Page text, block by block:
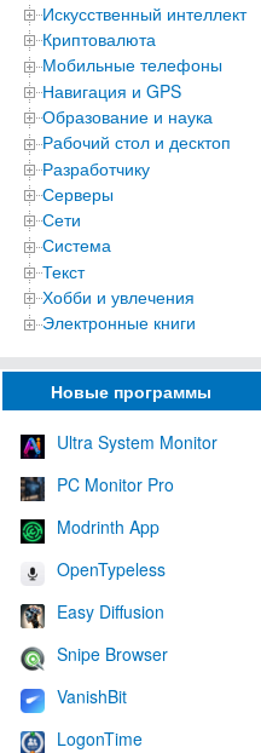
Искусственный интеллект
Криптовалюта
Мобильные телефоны
Навигация и GPS
Образование и наука
Рабочий стол и десктоп
Разработчику
Серверы
Сети
Система
Текст
Хобби и увлечения
Электронные книги
Новые программы
Ultra System Monitor
PC Monitor Pro
Modrinth App
OpenTypeless
Easy Diffusion
Snipe Browser
VanishBit
LogonTime